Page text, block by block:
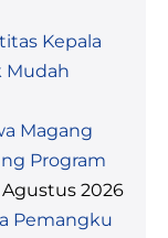
Kepala
Mudah
Magang
Program
Agustus 2026
Pemangku